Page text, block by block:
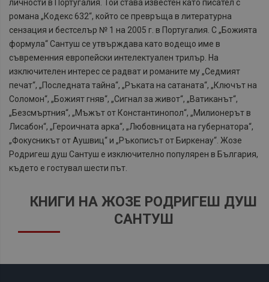
личности в Португалия. Той става известен като писател с
романа „Кодекс 632“, който се превръща в литературна
сензация и бестселър № 1 на 2005 г. в Португалия. С „Божията
формула“ Сантуш се утвърждава като водещо име в
съвременния европейски интелектуален трилър. На
изключителен интерес се радват и романите му „Седмият
печат“, „Последната тайна“, „Ръката на сатаната“, „Ключът на
Соломон“, „Божият гняв“, „Сигнал за живот“, „Ватиканът“,
„Безсмъртния“, „Мъжът от Константинопол“, „Милионерът в
Лисабон“, „Героичната арка“, „Любовницата на губернатора“,
„Фокусникът от Аушвиц“ и „Ръкописът от Биркенау“. Жозе
Родригеш душ Сантуш е изключително популярен в България,
където е гостувал шести път.
КНИГИ НА ЖОЗЕ РОДРИГЕШ ДУШ
САНТУШ